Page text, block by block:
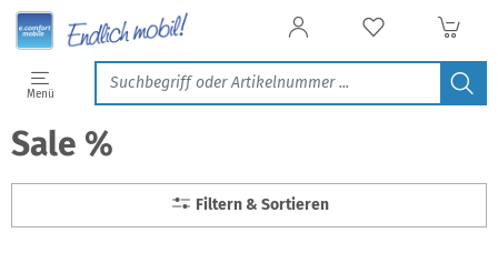
Menü
Treffer in Kategorien
Sale %
Filtern & Sortieren
Filtern & Sortieren